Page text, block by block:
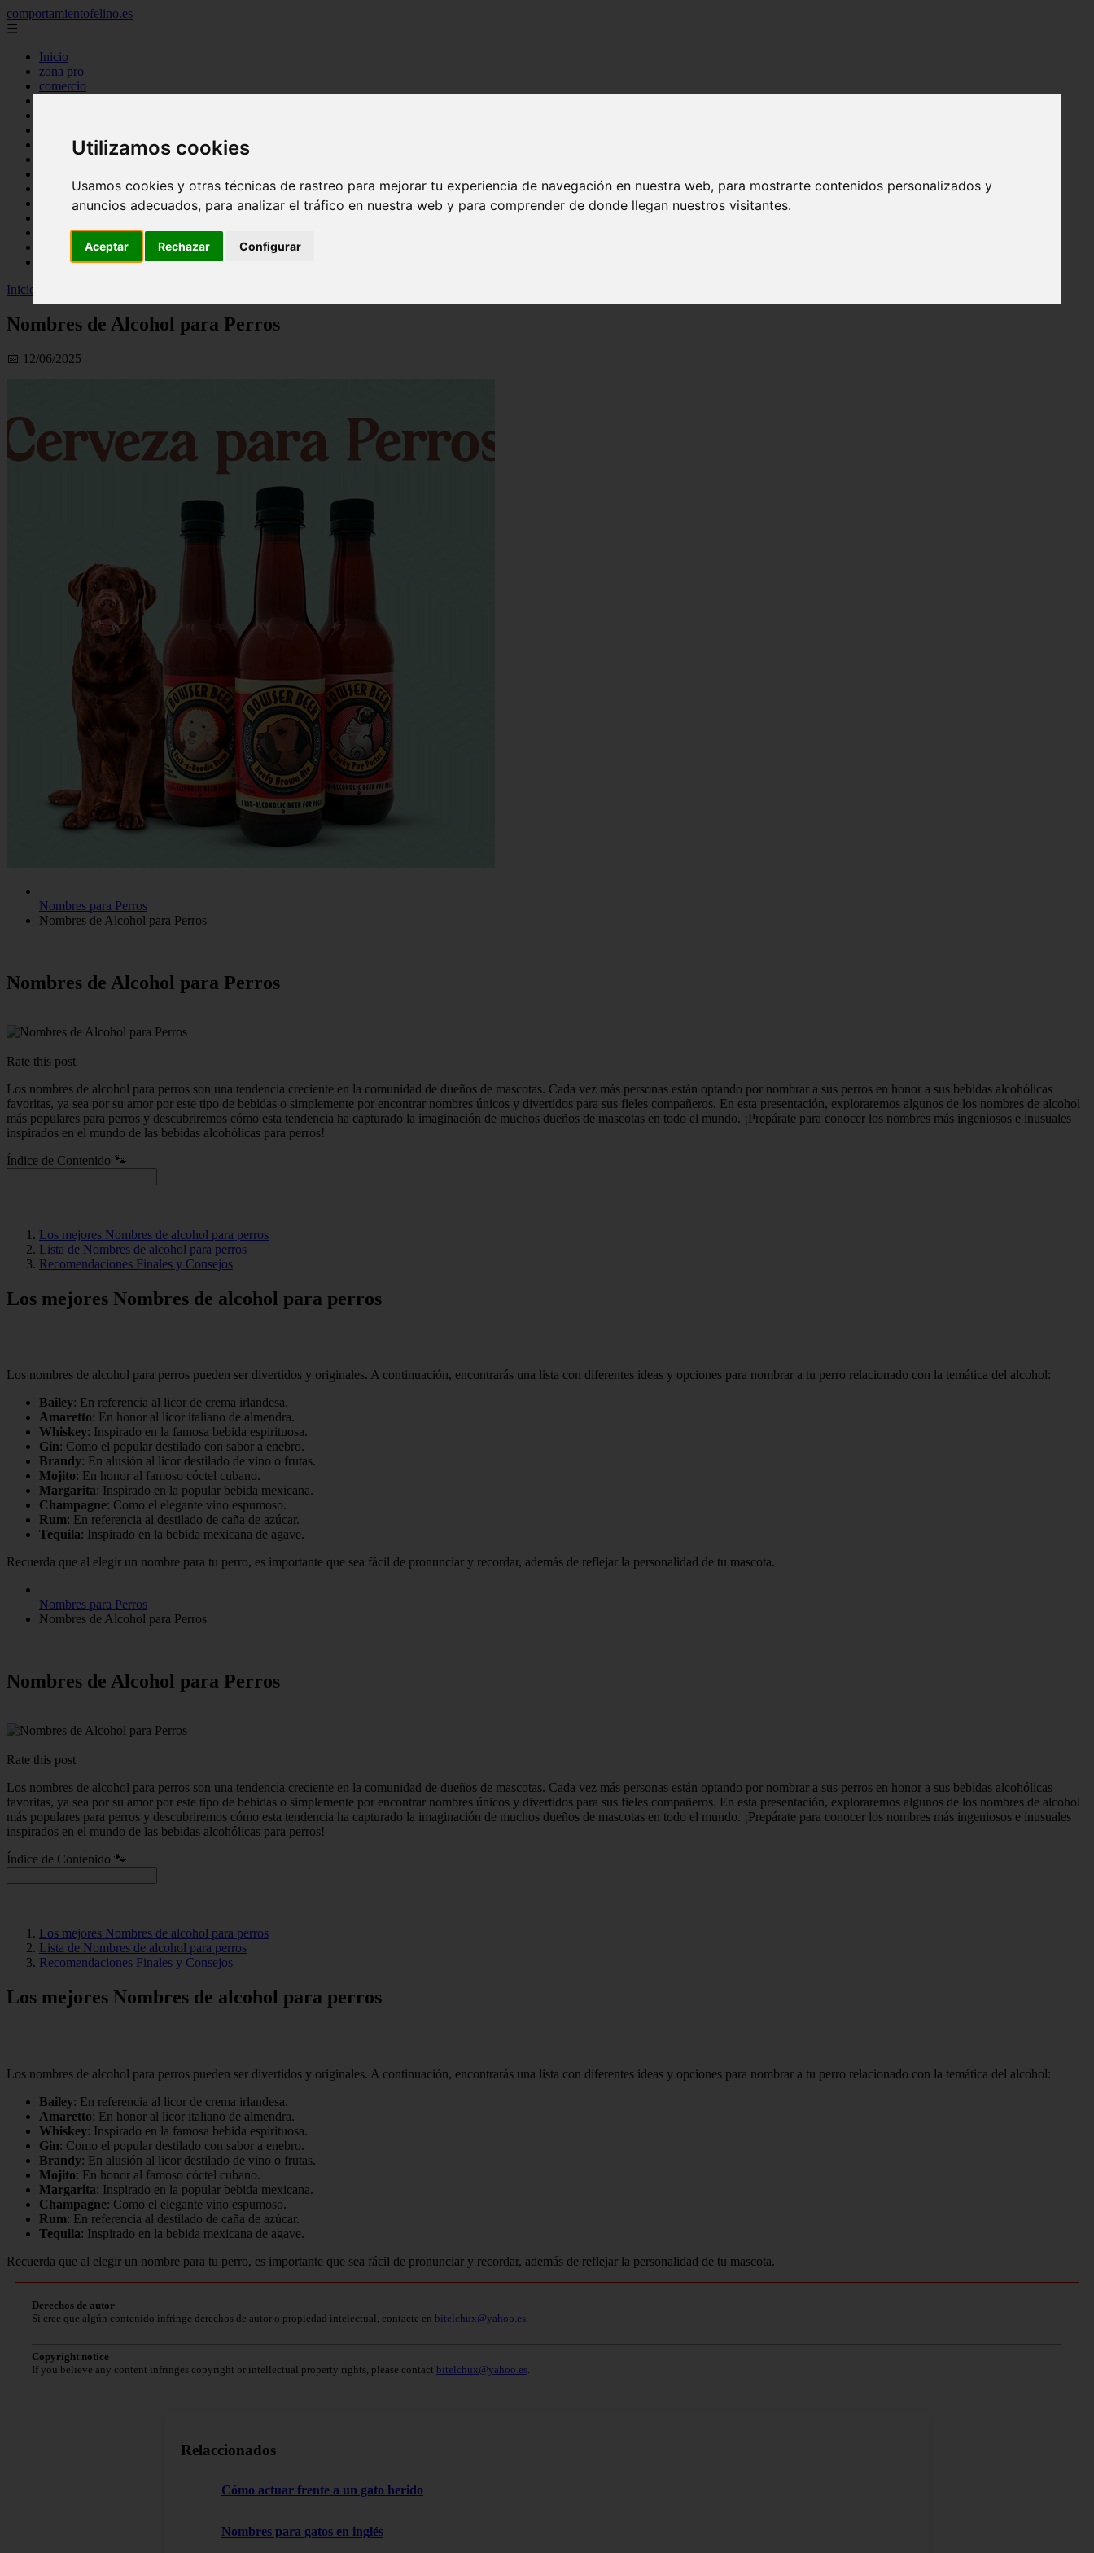
Utilizamos cookies
Usamos cookies y otras técnicas de rastreo para mejorar tu experiencia de navegación en nuestra web, para mostrarte contenidos personalizados y
anuncios adecuados, para analizar el tráfico en nuestra web y para comprender de donde llegan nuestros visitantes.
Aceptar Rechazar Configurar
comportamientofelino.es
☰
Inicio
zona pro
comercio
acuariofilia 2
acuariofilia
canal tv
nombres para gatos
tablon de anuncios
uncategorized
zona pro
Inicio
Nombres de Alcohol para Perros
📅 12/06/2025
Nombres para Perros
Nombres de Alcohol para Perros
Nombres de Alcohol para Perros
Rate this post
Los nombres de alcohol para perros son una tendencia creciente en la comunidad de dueños de mascotas. Cada vez más personas están optando por nombrar a sus perros en honor a sus bebidas alcohólicas
favoritas, ya sea por su amor por este tipo de bebidas o simplemente por encontrar nombres únicos y divertidos para sus fieles compañeros. En esta presentación, exploraremos algunos de los nombres de alcohol
más populares para perros y descubriremos cómo esta tendencia ha capturado la imaginación de muchos dueños de mascotas en todo el mundo. ¡Prepárate para conocer los nombres más ingeniosos e inusuales
inspirados en el mundo de las bebidas alcohólicas para perros!
Índice de Contenido 🐾
Los mejores Nombres de alcohol para perros
Lista de Nombres de alcohol para perros
Recomendaciones Finales y Consejos
Los mejores Nombres de alcohol para perros
Los nombres de alcohol para perros pueden ser divertidos y originales. A continuación, encontrarás una lista con diferentes ideas y opciones para nombrar a tu perro relacionado con la temática del alcohol:
Bailey: En referencia al licor de crema irlandesa.
Amaretto: En honor al licor italiano de almendra.
Whiskey: Inspirado en la famosa bebida espirituosa.
Gin: Como el popular destilado con sabor a enebro.
Brandy: En alusión al licor destilado de vino o frutas.
Mojito: En honor al famoso cóctel cubano.
Margarita: Inspirado en la popular bebida mexicana.
Champagne: Como el elegante vino espumoso.
Rum: En referencia al destilado de caña de azúcar.
Tequila: Inspirado en la bebida mexicana de agave.
Recuerda que al elegir un nombre para tu perro, es importante que sea fácil de pronunciar y recordar, además de reflejar la personalidad de tu mascota.
Nombres para Perros
Nombres de Alcohol para Perros
Nombres de Alcohol para Perros
Rate this post
Los nombres de alcohol para perros son una tendencia creciente en la comunidad de dueños de mascotas. Cada vez más personas están optando por nombrar a sus perros en honor a sus bebidas alcohólicas
favoritas, ya sea por su amor por este tipo de bebidas o simplemente por encontrar nombres únicos y divertidos para sus fieles compañeros. En esta presentación, exploraremos algunos de los nombres de alcohol
más populares para perros y descubriremos cómo esta tendencia ha capturado la imaginación de muchos dueños de mascotas en todo el mundo. ¡Prepárate para conocer los nombres más ingeniosos e inusuales
inspirados en el mundo de las bebidas alcohólicas para perros!
Índice de Contenido 🐾
Los mejores Nombres de alcohol para perros
Lista de Nombres de alcohol para perros
Recomendaciones Finales y Consejos
Los mejores Nombres de alcohol para perros
Los nombres de alcohol para perros pueden ser divertidos y originales. A continuación, encontrarás una lista con diferentes ideas y opciones para nombrar a tu perro relacionado con la temática del alcohol:
Bailey: En referencia al licor de crema irlandesa.
Amaretto: En honor al licor italiano de almendra.
Whiskey: Inspirado en la famosa bebida espirituosa.
Gin: Como el popular destilado con sabor a enebro.
Brandy: En alusión al licor destilado de vino o frutas.
Mojito: En honor al famoso cóctel cubano.
Margarita: Inspirado en la popular bebida mexicana.
Champagne: Como el elegante vino espumoso.
Rum: En referencia al destilado de caña de azúcar.
Tequila: Inspirado en la bebida mexicana de agave.
Recuerda que al elegir un nombre para tu perro, es importante que sea fácil de pronunciar y recordar, además de reflejar la personalidad de tu mascota.
Derechos de autor
Si cree que algún contenido infringe derechos de autor o propiedad intelectual, contacte en bitelchux@yahoo.es.
Copyright notice
If you believe any content infringes copyright or intellectual property rights, please contact bitelchux@yahoo.es.
Relaccionados
Cómo actuar frente a un gato herido
Nombres para gatos en inglés